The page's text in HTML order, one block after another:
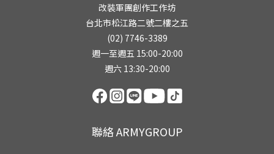
改裝軍團創作工作坊
台北市松江路二號二樓之五
(02) 7746-3389
週一至週五 15:00-20:00
週六 13:30-20:00
聯絡 ARMYGROUP